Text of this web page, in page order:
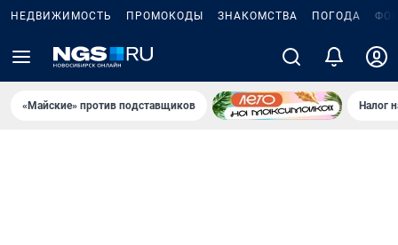
НЕДВИЖИМОСТЬ ПРОМОКОДЫ ЗНАКОМСТВА ПОГОДА
«Майские» против подставщиков Налог